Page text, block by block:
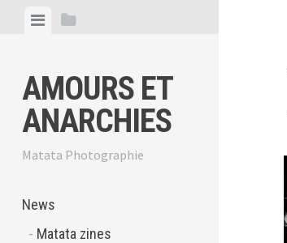
ViewView
AMOURS ET
ANARCHIES
Matata Photographie
News
Matata zines